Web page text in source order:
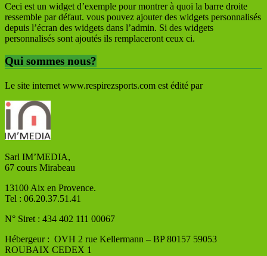
Ceci est un widget d’exemple pour montrer à quoi la barre droite
ressemble par défaut. vous pouvez ajouter des widgets personnalisés
depuis l’écran des widgets dans l’admin. Si des widgets
personnalisés sont ajoutés ils remplaceront ceux ci.
Qui sommes nous?
Le site internet www.respirezsports.com est édité par
Sarl IM’MEDIA,
67 cours Mirabeau
13100 Aix en Provence.
Tel : 06.20.37.51.41
N° Siret : 434 402 111 00067
Hébergeur : OVH 2 rue Kellermann – BP 80157 59053
ROUBAIX CEDEX 1